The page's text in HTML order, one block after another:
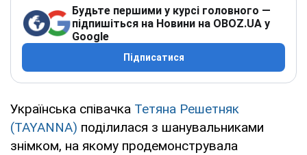
Будьте першими у курсі головного —
підпишіться на Новини на OBOZ.UA у
Google
Підписатися
Українська співачка Тетяна Решетняк
(TAYANNA) поділилася з шанувальниками
знімком, на якому продемонструвала